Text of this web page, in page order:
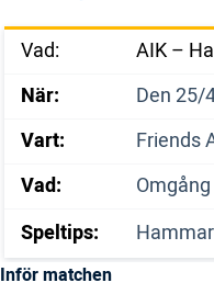
Vad:
AIK –
När:
Den 25/
Vart:
Friends
Vad:
Speltips:
Inför matchen